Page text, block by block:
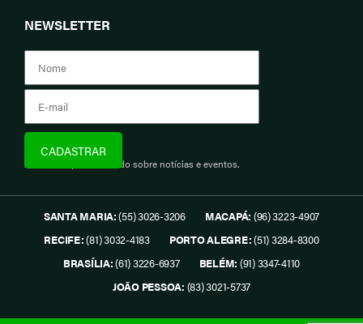
NEWSLETTER
Assine e fique informado sobre notícias e eventos.
SANTA MARIA:(55) 3026-3206 MACAPÁ: (96) 3223-4907
RECIFE:(81) 3032-4183 PORTO ALEGRE:(51) 3284-8300
BRASÍLIA:(61) 3226-6937 BELÉM: (91) 3347-4110
JOÃO PESSOA: (83) 3021-5737